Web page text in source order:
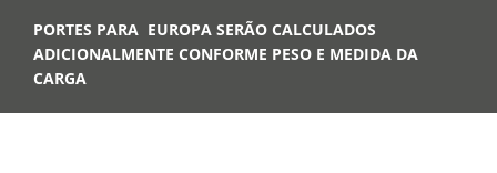
PORTES PARA EUROPA SERÃO CALCULADOS
ADICIONALMENTE CONFORME PESO E MEDIDA DA
CARGA